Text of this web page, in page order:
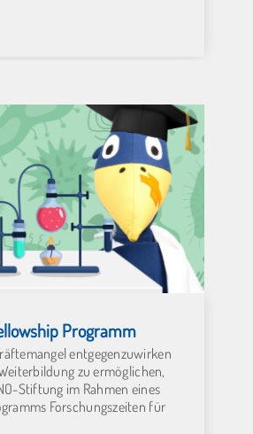
Programm
entgegenzuwirken
zu ermöglichen,
Stiftung im Rahmen eines
Forschungszeiten für